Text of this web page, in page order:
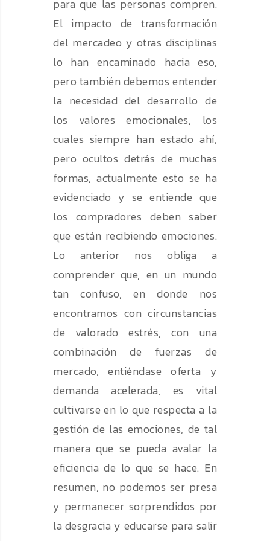
para que las personas compren.
El impacto de transformación
del mercadeo y otras disciplinas
lo han encaminado hacia eso,
pero también debemos entender
la necesidad del desarrollo de
los valores emocionales, los
cuales siempre han estado ahí,
pero ocultos detrás de muchas
formas, actualmente esto se ha
evidenciado y se entiende que
los compradores deben saber
que están recibiendo emociones.
Lo anterior nos obliga a
comprender que, en un mundo
tan confuso, en donde nos
encontramos con circunstancias
de valorado estrés, con una
combinación de fuerzas de
mercado, entiéndase oferta y
demanda acelerada, es vital
cultivarse en lo que respecta a la
gestión de las emociones, de tal
manera que se pueda avalar la
eficiencia de lo que se hace. En
resumen, no podemos ser presa
y permanecer sorprendidos por
la desgracia y educarse para salir